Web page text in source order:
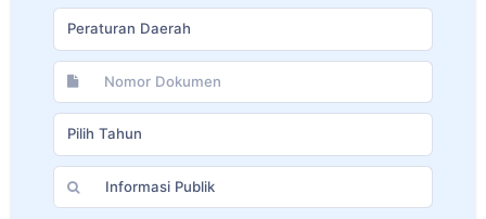
Peraturan Daerah
Pilih Tahun